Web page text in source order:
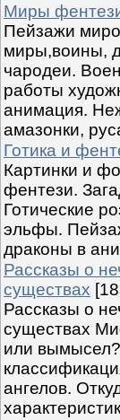
Миры
Пейзажи
миры,воины,
чародеи.
работы
анимация.
амазонки,
Готика и
Картинки и
фентези.
Готические
эльфы.
драконы в
Рассказы о
существах
Рассказы о
существах
или
ангелов.